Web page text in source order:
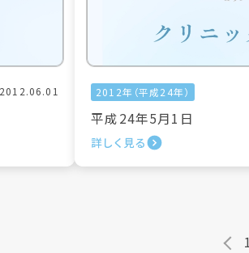
2012.06.01 2012年（平成24年）
平成24年5月1日
詳しく見る
1